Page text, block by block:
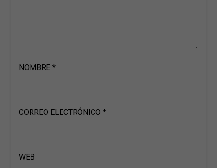
NOMBRE *
CORREO ELECTRÓNICO *
WEB